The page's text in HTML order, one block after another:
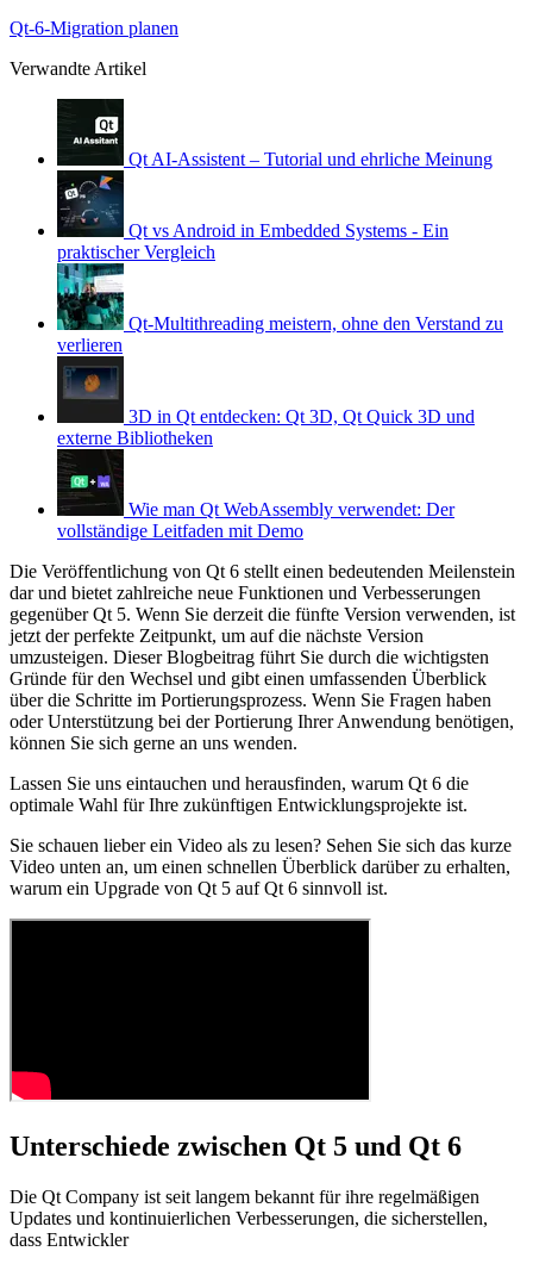
Qt-6-Migration planen
Verwandte Artikel
Qt AI-Assistent – Tutorial und ehrliche Meinung
Qt vs Android in Embedded Systems - Ein
praktischer Vergleich
Qt-Multithreading meistern, ohne den Verstand zu
verlieren
3D in Qt entdecken: Qt 3D, Qt Quick 3D und
externe Bibliotheken
Wie man Qt WebAssembly verwendet: Der
vollständige Leitfaden mit Demo
Die Veröffentlichung von Qt 6 stellt einen bedeutenden Meilenstein
dar und bietet zahlreiche neue Funktionen und Verbesserungen
gegenüber Qt 5. Wenn Sie derzeit die fünfte Version verwenden, ist
jetzt der perfekte Zeitpunkt, um auf die nächste Version
umzusteigen. Dieser Blogbeitrag führt Sie durch die wichtigsten
Gründe für den Wechsel und gibt einen umfassenden Überblick
über die Schritte im Portierungsprozess. Wenn Sie Fragen haben
oder Unterstützung bei der Portierung Ihrer Anwendung benötigen,
können Sie sich gerne an uns wenden.
Lassen Sie uns eintauchen und herausfinden, warum Qt 6 die
optimale Wahl für Ihre zukünftigen Entwicklungsprojekte ist.
Sie schauen lieber ein Video als zu lesen? Sehen Sie sich das kurze
Video unten an, um einen schnellen Überblick darüber zu erhalten,
warum ein Upgrade von Qt 5 auf Qt 6 sinnvoll ist.
Unterschiede zwischen Qt 5 und Qt 6
Die Qt Company ist seit langem bekannt für ihre regelmäßigen
Updates und kontinuierlichen Verbesserungen, die sicherstellen,
dass Entwickler